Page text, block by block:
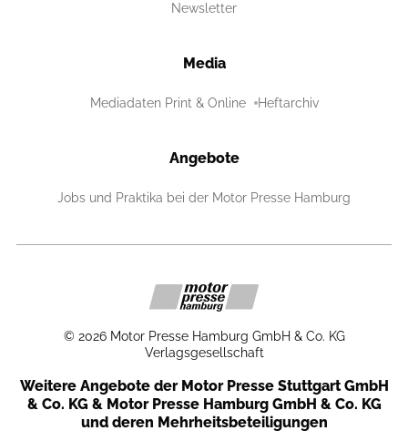
Newsletter
Media
Mediadaten Print & Online Heftarchiv
Angebote
Jobs und Praktika bei der Motor Presse Hamburg
© 2026 Motor Presse Hamburg GmbH & Co. KG
Verlagsgesellschaft
Weitere Angebote der Motor Presse Stuttgart GmbH
& Co. KG & Motor Presse Hamburg GmbH & Co. KG
und deren Mehrheitsbeteiligungen